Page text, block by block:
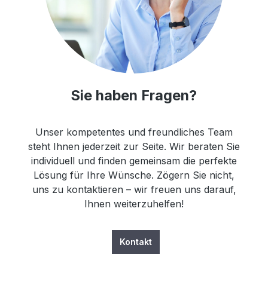
Sie haben Fragen?
Unser kompetentes und freundliches Team
steht Ihnen jederzeit zur Seite. Wir beraten Sie
individuell und finden gemeinsam die perfekte
Lösung für Ihre Wünsche. Zögern Sie nicht,
uns zu kontaktieren – wir freuen uns darauf,
Ihnen weiterzuhelfen!
Kontakt